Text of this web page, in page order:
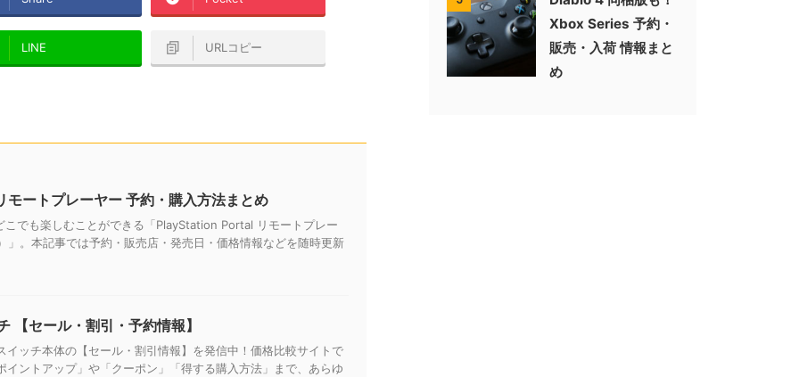
LINE URLコピー
ートプレーヤー 予約・購入方法まとめ
こでも楽しむことができる「PlayStation Portal リモートプレー
」。本記事では予約・販売店・発売日・価格情報などを随時更新
【セール・割引・予約情報】
イッチ本体の【セール・割引情報】を発信中！価格比較サイトで
イントアップ」や「クーポン」「得する購入方法」まで、あらゆ
Xbox Series 予約・
販売・入荷 情報まと
め